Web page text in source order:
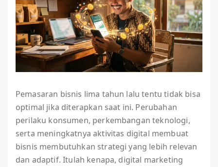
Pemasaran bisnis lima tahun lalu tentu tidak bisa
optimal jika diterapkan saat ini. Perubahan
perilaku konsumen, perkembangan teknologi,
serta meningkatnya aktivitas digital membuat
bisnis membutuhkan strategi yang lebih relevan
dan adaptif. Itulah kenapa, digital marketing